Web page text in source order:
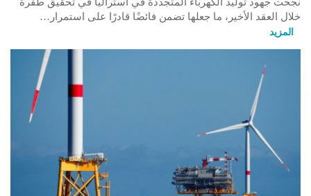
خلال العقد الأخير، ما جعلها تضمن فائضًا قادرًا على استمرار…
المزيد